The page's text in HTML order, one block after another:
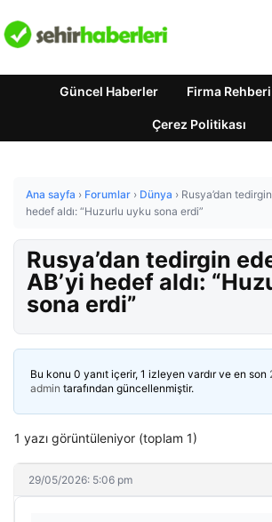
Güncel Haberler Firma Rehberi
Çerez Politikası
Ana sayfa › Forumlar › Dünya › Rusya’dan
hedef aldı: “Huzurlu uyku sona erdi”
Rusya’dan tedirgin
AB’yi hedef aldı:
sona erdi”
Bu konu 0 yanıt içerir, 1 izleyen vardır ve en son
admin tarafından güncellenmiştir.
1 yazı görüntüleniyor (toplam 1)
29/05/2026: 5:06 pm